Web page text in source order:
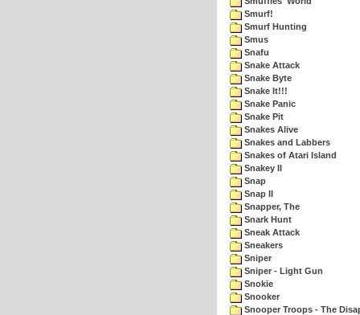
Smurf!
Smurf Hunting
Smus
Snafu
Snake Attack
Snake Byte
Snake It!!!
Snake Panic
Snake Pit
Snakes Alive
Snakes and Labbers
Snakes of Atari Island
Snakey II
Snap
Snap II
Snapper, The
Snark Hunt
Sneak Attack
Sneakers
Sniper
Sniper - Light Gun
Snokie
Snooker
Snooper Troops - The